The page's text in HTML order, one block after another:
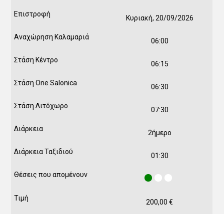
Κυριακή, 20/09/2026
06:00
06:15
06:30
07:30
2ήμερο
01:30
200,00€